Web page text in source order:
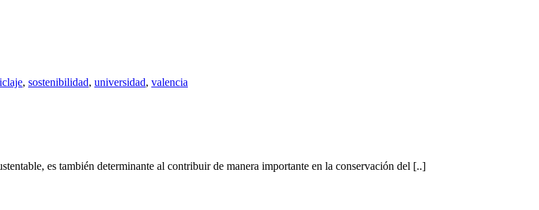
, sostenibilidad, universidad, valencia
es también determinante al contribuir de manera importante en la conservación del [..]